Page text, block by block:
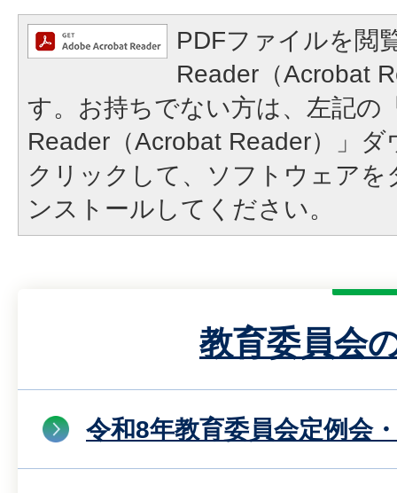
PDFファイルを閲
Reader（Acrobat
す。お持ちでない方は、左記の
Reader（Acrobat Reader）」
クリックして、ソフトウェア
ンストールしてください。
教育委員会
令和8年教育委員会定例会